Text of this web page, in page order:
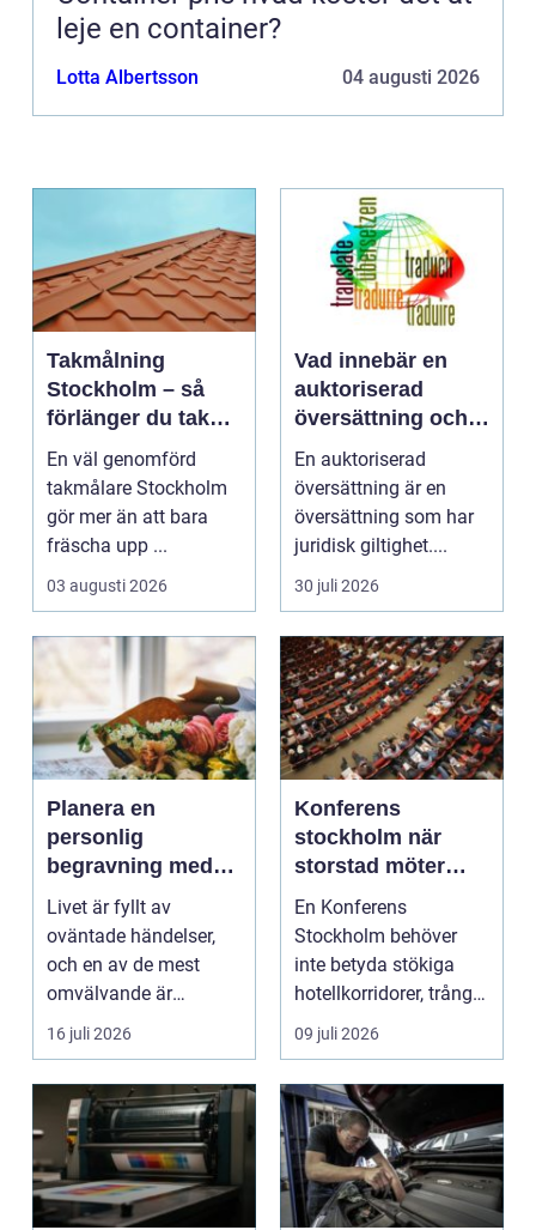
leje en container?
Lotta Albertsson 04 augusti 2026
Takmålning
Stockholm – så
förlänger du takets
livslängd och
höjer värdet på
huset
En väl genomförd
takmålare Stockholm
gör mer än att bara
fräscha upp ...
03 augusti 2026
Vad innebär en
auktoriserad
översättning och
när behövs den?
En auktoriserad
översättning är en
översättning som har
juridisk giltighet....
30 juli 2026
Planera en
personlig
begravning med
hjälp av en
begravningsbyrå
Livet är fyllt av
oväntade händelser,
och en av de mest
omvälvande är
n&aum...
16 juli 2026
Konferens
stockholm när
storstad möter
rofylld landsbygd
En Konferens
Stockholm behöver
inte betyda stökiga
hotellkorridorer, trånga
mötesrum och brus
från c...
09 juli 2026